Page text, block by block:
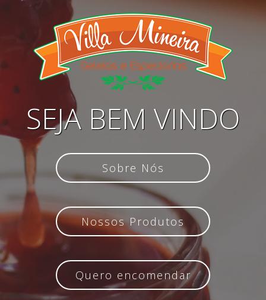
SEJA BEM VINDO
Sobre Nós
Nossos Produtos
Quero encomendar